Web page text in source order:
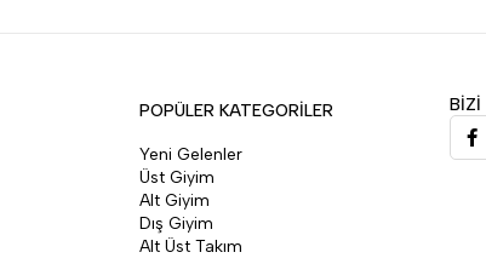
POPÜLER KATEGORİLER
Yeni Gelenler
Üst Giyim
Alt Giyim
Dış Giyim
Alt Üst Takım
BİZİ